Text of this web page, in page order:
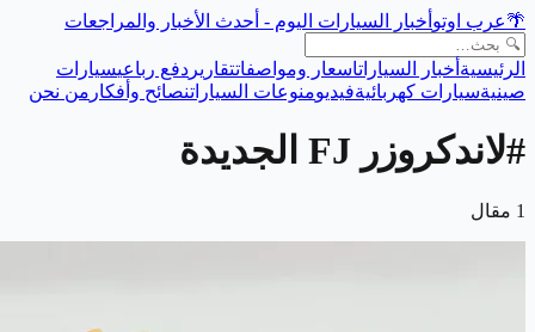
🌴عرب اوتو أخبار السيارات اليوم - أحدث الأخبار والمراجعات
الرئيسية أخبار السياراتاسعار ومواصفاتتقارير دفع رباعيسيارات
صينيةسيارات كهربائيةفيديومنوعات السياراتنصائح وأفكار من نحن
#لاندكروزر FJ الجديدة
1 مقال